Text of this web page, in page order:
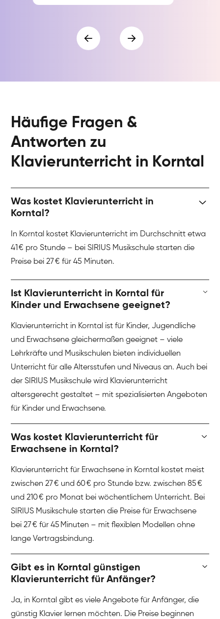
Häufige Fragen &
Antworten zu
Klavierunterricht in Korntal
Was kostet Klavierunterricht in
Korntal?
In Korntal kostet Klavierunterricht im Durchschnitt etwa
41 € pro Stunde – bei SIRIUS Musikschule starten die
Preise bei 27 € für 45 Minuten.
Ist Klavierunterricht in Korntal für
Kinder und Erwachsene geeignet?
Klavierunterricht in Korntal ist für Kinder, Jugendliche
und Erwachsene gleichermaßen geeignet – viele
Lehrkräfte und Musikschulen bieten individuellen
Unterricht für alle Altersstufen und Niveaus an. Auch bei
der SIRIUS Musikschule wird Klavierunterricht
altersgerecht gestaltet – mit spezialisierten Angeboten
für Kinder und Erwachsene.
Was kostet Klavierunterricht für
Erwachsene in Korntal?
Klavierunterricht für Erwachsene in Korntal kostet meist
zwischen 27 € und 60 € pro Stunde bzw. zwischen 85 €
und 210 € pro Monat bei wöchentlichem Unterricht. Bei
SIRIUS Musikschule starten die Preise für Erwachsene
bei 27 € für 45 Minuten – mit flexiblen Modellen ohne
lange Vertragsbindung.
Gibt es in Korntal günstigen
Klavierunterricht für Anfänger?
Ja, in Korntal gibt es viele Angebote für Anfänger, die
günstig Klavier lernen möchten. Die Preise beginnen